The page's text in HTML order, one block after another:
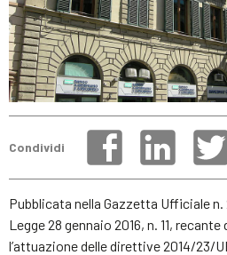
Condividi
Pubblicata nella Gazzetta Ufficiale n.
Legge 28 gennaio 2016, n. 11,
l’attuazione delle direttive 2014/23/